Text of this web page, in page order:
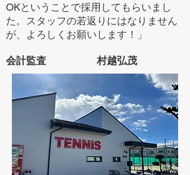
OKということで採用してもらいまし
た。スタッフの若返りにはなりません
が、よろしくお願いします！」
会計監査 村越弘茂